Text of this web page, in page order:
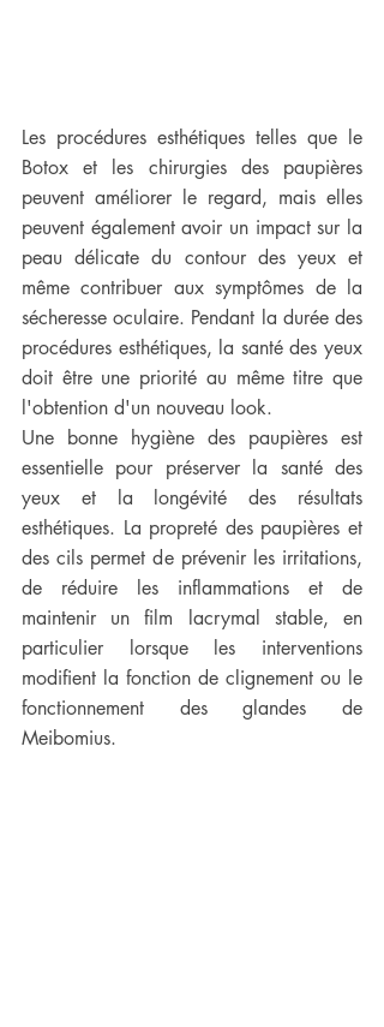
Les procédures esthétiques telles que le
Botox et les chirurgies des paupières
peuvent améliorer le regard, mais elles
peuvent également avoir un impact sur la
peau délicate du contour des yeux et
même contribuer aux symptômes de la
sécheresse oculaire. Pendant la durée des
procédures esthétiques, la santé des yeux
doit être une priorité au même titre que
l'obtention d'un nouveau look.
Une bonne hygiène des paupières est
essentielle pour préserver la santé des
yeux et la longévité des résultats
esthétiques. La propreté des paupières et
des cils permet de prévenir les irritations,
de réduire les inflammations et de
maintenir un film lacrymal stable, en
particulier lorsque les interventions
modifient la fonction de clignement ou le
fonctionnement des glandes de
Meibomius.